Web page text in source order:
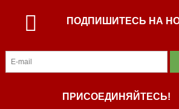
ПОДПИШИТЕСЬ НА
ПРИСОЕДИНЯЙТЕСЬ!